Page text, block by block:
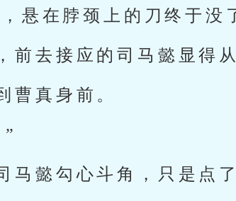
悬在脖颈上的刀终于没
前去接应的司马懿显得
曹真身前。
马懿勾心斗角，只是点了